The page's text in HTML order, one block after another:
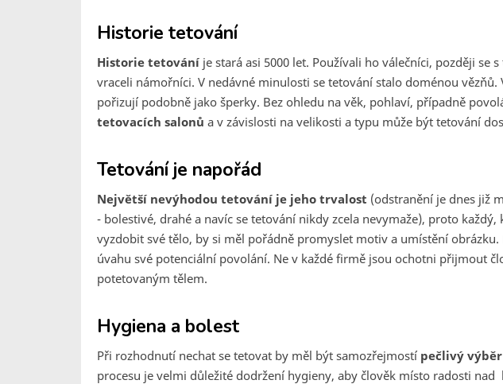
Historie tetování
Historie tetování je stará asi 5000 let. Používali ho válečníci, později se
vraceli námořníci. V nedávné minulosti se tetování stalo doménou vězňů.
pořizují podobně jako šperky. Bez ohledu na věk, pohlaví, případně
tetovacích salonů a v závislosti na velikosti a typu může být tetování
Tetování je napořád
Největší nevýhodou tetování je jeho trvalost (odstranění je dnes již
- bolestivé, drahé a navíc se tetování nikdy zcela nevymaže), proto
vyzdobit své tělo, by si měl pořádně promyslet motiv a umístění
úvahu své potenciální povolání. Ne v každé firmě jsou ochotni přijmout
potetovaným tělem.
Hygiena a bolest
Při rozhodnutí nechat se tetovat by měl být samozřejmostí pečlivý
procesu je velmi důležité dodržení hygieny, aby člověk místo radosti nad